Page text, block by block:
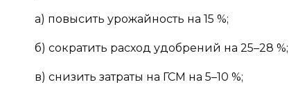
а) повысить урожайность на 15 %;
б) сократить расход удобрений на 25–28 %;
в) снизить затраты на ГСМ на 5–10 %;